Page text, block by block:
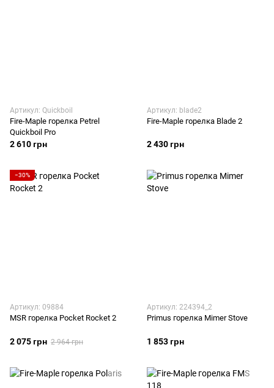
Артикул: Quickboil
Fire-Maple горелка Petrel
Quickboil Pro
2 610 грн
Артикул: blade2
Fire-Maple горелка Blade 2
2 430 грн
−30%
Артикул: 09884
MSR горелка Pocket Rocket 2
2 075 грн 2 964 грн
Артикул: 224394_2
Primus горелка Mimer Stove
1 853 грн